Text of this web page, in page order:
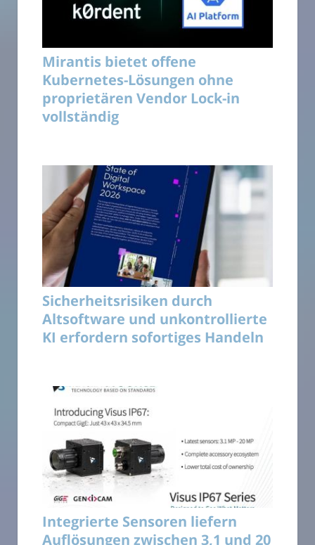
Mirantis bietet offene
Kubernetes-Lösungen ohne
proprietären Vendor Lock-in
vollständig
Sicherheitsrisiken durch
Altsoftware und unkontrollierte
KI erfordern sofortiges Handeln
Integrierte Sensoren liefern
Auflösungen zwischen 3,1 und 20